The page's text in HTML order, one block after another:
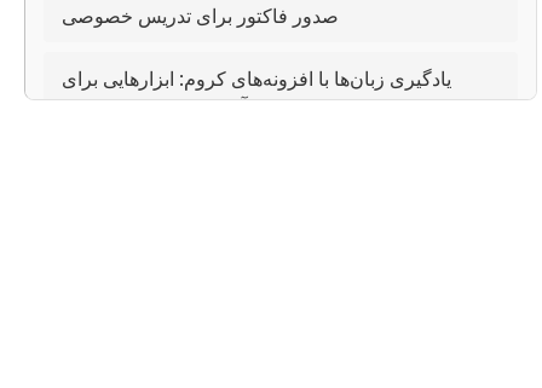
صدور فاکتور برای تدریس خصوصی
یادگیری زبان‌ها با افزونه‌های کروم: ابزارهایی برای
استفاده‌ی مطالعه‌محور و آموزش خصوصی بیشتر